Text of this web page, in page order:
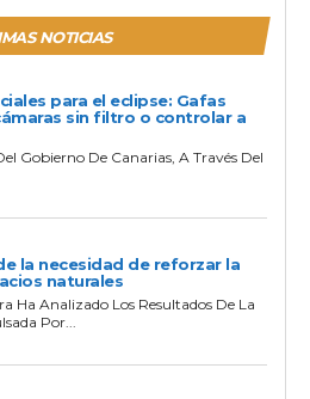
NOTICIAS
para el eclipse: Gafas
sin filtro o controlar a
Gobierno De Canarias, A Través Del
la necesidad de reforzar la
naturales
Ha Analizado Los Resultados De La
Por...